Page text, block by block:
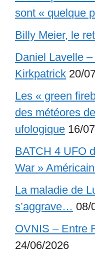
sont « quelque
Billy Meier, le
Daniel Lavelle
Kirkpatrick 20/
Les « green
des météores
ufologique 16/
BATCH 4 UFO
War »
La maladie de
s’aggrave… 08/
OVNIS – Entre
24/06/2026